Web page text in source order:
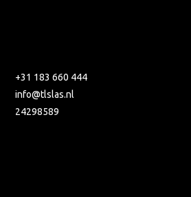
+31 183 660 444
info@tlslas.nl
24298589